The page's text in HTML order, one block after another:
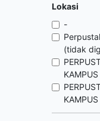
Lokasi
-
(tidak
KAMPUS